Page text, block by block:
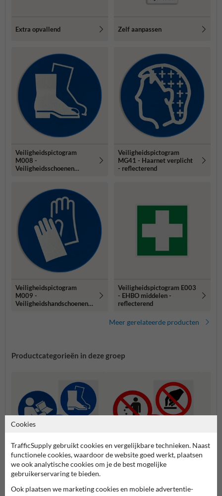
Extra opvallend Zelf aanpassen
Veiligheidspictogram
M008 -
Veiligheidsschoenen
Veiligheidspictogram
MG41 - Haarnet verplicht
- reflecterend
Veiligheidspictogram
M009 -
Veiligheidshandschoenen
Veiligheidspictogram E003
- EHBO middelen -
reflecterend
Meer gerelateerde producten
Productcategorieën in deze groep
Gebodspictogrammen
Cookies
TrafficSupply gebruikt cookies en vergelijkbare technieken. Naast
functionele cookies, waardoor de website goed werkt, plaatsen
we ook analytische cookies om je de best mogelijke
gebruikerservaring te bieden.
Ook plaatsen we marketing cookies en mobiele advertentie-